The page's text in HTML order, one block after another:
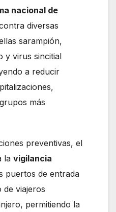
nacional de
diversas
sarampión,
y virus sincitial
a reducir
más
preventivas, el
la vigilancia
puertos de entrada
viajeros
permitiendo la